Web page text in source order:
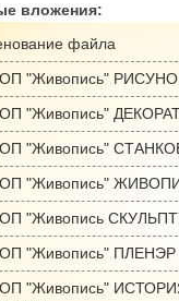
вложения:
файла
"Живопись"
"Живопись"
"Живопись"
"Живопись"
"Живопись
"Живопись" ПЛЕНЭР
"Живопись"